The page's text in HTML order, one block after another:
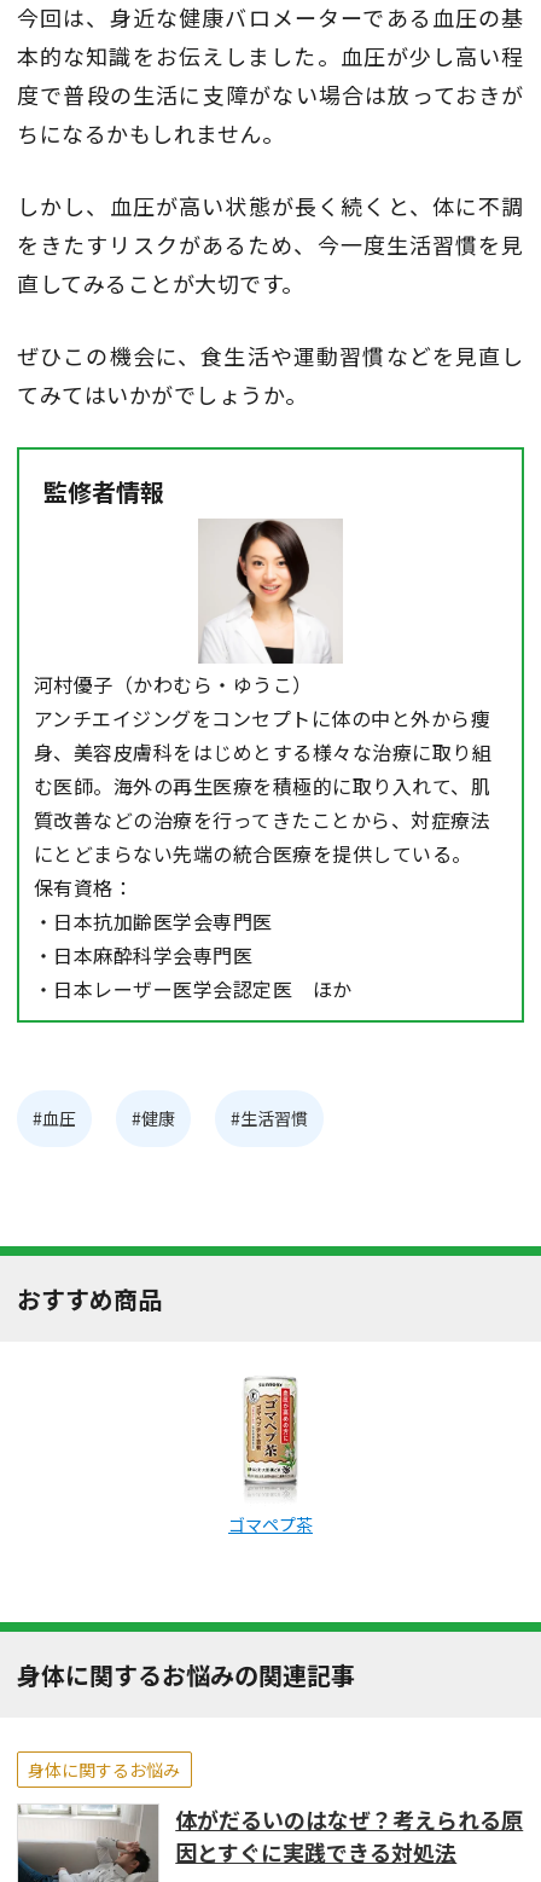
今回は、身近な健康バロメーターである血圧の基
本的な知識をお伝えしました。血圧が少し高い程
度で普段の生活に支障がない場合は放っておきが
ちになるかもしれません。
しかし、血圧が高い状態が長く続くと、体に不調
をきたすリスクがあるため、今一度生活習慣を見
直してみることが大切です。
ぜひこの機会に、食生活や運動習慣などを見直し
てみてはいかがでしょうか。
監修者情報
河村優子（かわむら・ゆうこ）
アンチエイジングをコンセプトに体の中と外から痩
身、美容皮膚科をはじめとする様々な治療に取り組
む医師。海外の再生医療を積極的に取り入れて、肌
質改善などの治療を行ってきたことから、対症療法
にとどまらない先端の統合医療を提供している。
保有資格：
・日本抗加齢医学会専門医
・日本麻酔科学会専門医
・日本レーザー医学会認定医 ほか
#血圧 #健康 #生活習慣
おすすめ商品
ゴマペプ茶
身体に関するお悩みの関連記事
身体に関するお悩み
体がだるいのはなぜ？考えられる原
因とすぐに実践できる対処法